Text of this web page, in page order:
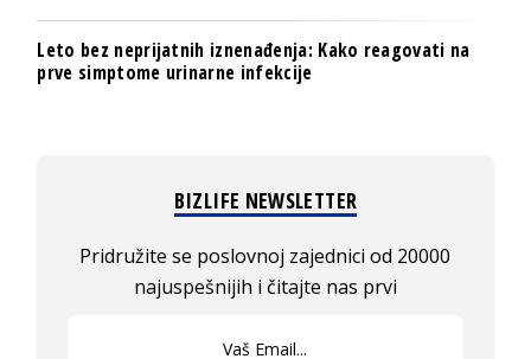
Leto bez neprijatnih iznenađenja: Kako reagovati na
prve simptome urinarne infekcije
BIZLIFE NEWSLETTER
Pridružite se poslovnoj zajednici od 20000
najuspešnijih i čitajte nas prvi